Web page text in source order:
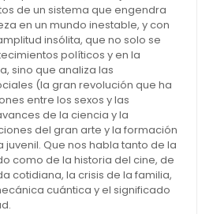
de un sistema que engendra
en un mundo inestable, y con
insólita, que no solo se
políticos y en la
sino que analiza las
(la gran revolución que ha
entre los sexos y las
de la ciencia y la
del gran arte y la formación
juvenil. Que nos habla tanto de la
como de la historia del cine, de
cotidiana, la crisis de la familia,
cuántica y el significado